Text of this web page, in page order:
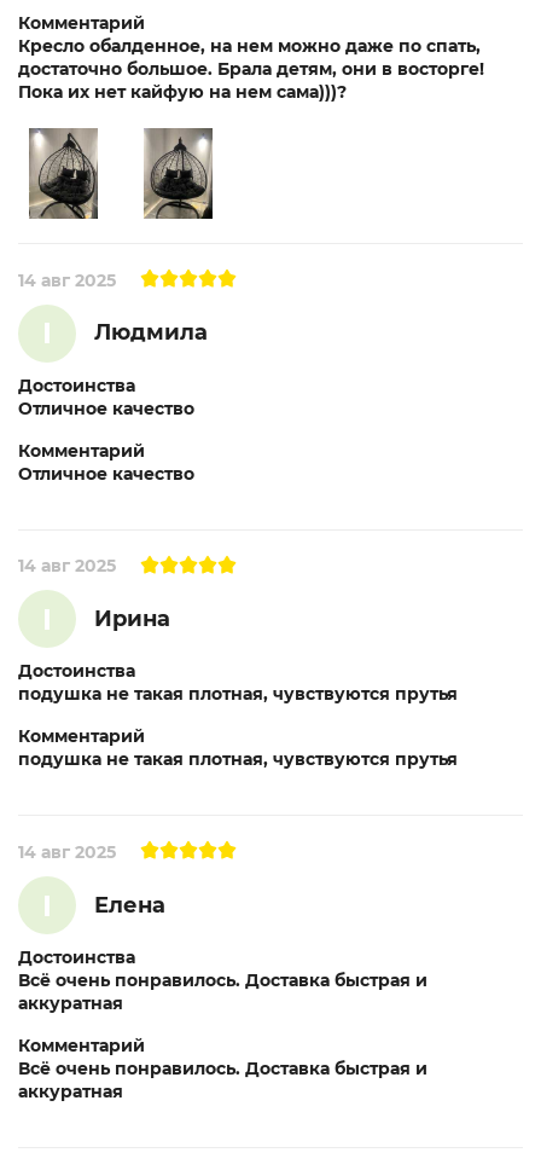
Комментарий
Кресло обалденное, на нем можно даже по спать,
достаточно большое. Брала детям, они в восторге!
Пока их нет кайфую на нем сама)))?
I Людмила
14 авг 2025
Достоинства
Отличное качество
Комментарий
Отличное качество
I Ирина
14 авг 2025
Достоинства
подушка не такая плотная, чувствуются прутья
Комментарий
подушка не такая плотная, чувствуются прутья
I Елена
14 авг 2025
Достоинства
Всё очень понравилось. Доставка быстрая и
аккуратная
Комментарий
Всё очень понравилось. Доставка быстрая и
аккуратная